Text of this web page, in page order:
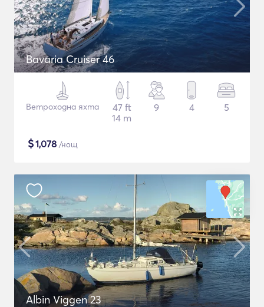
Bavaria Cruiser 46
Ветроходна яхта
47 ft
14 m
9 4 5
$1,078 /нощ
Albin Viggen 23